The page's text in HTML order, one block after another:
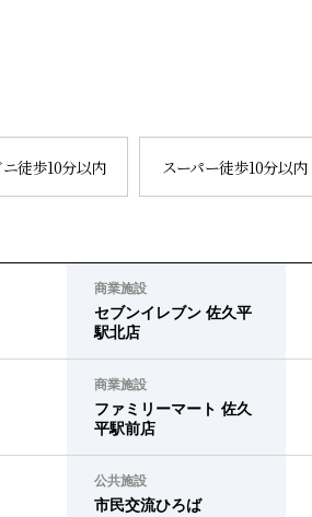
徒歩10分以内 スーパー徒歩10分以内
商業施設
セブンイレブン 佐久平
駅北店
商業施設
ファミリーマート 佐久
平駅前店
公共施設
市民交流ひろば